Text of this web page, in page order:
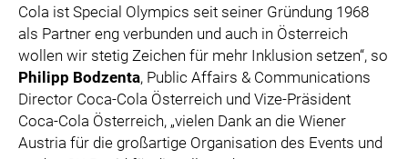
Cola ist Special Olympics seit seiner Gründung 1968
als Partner eng verbunden und auch in Österreich
wollen wir stetig Zeichen für mehr Inklusion setzen“, so
Philipp Bodzenta, Public Affairs & Communications
Director Coca-Cola Österreich und Vize-Präsident
Coca-Cola Österreich, „vielen Dank an die Wiener
Austria für die großartige Organisation des Events und